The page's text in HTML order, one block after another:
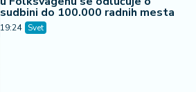
sudbini do 100.000 radnih mesta
19:24 Svet